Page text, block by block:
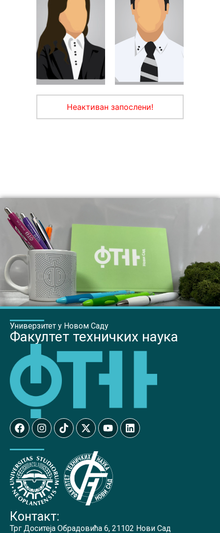
Неактиван запослени!
Универзитет у Новом Саду
Факултет техничких наука
Контакт:
Трг Доситеја Обрадовића 6, 21102 Нови Сад